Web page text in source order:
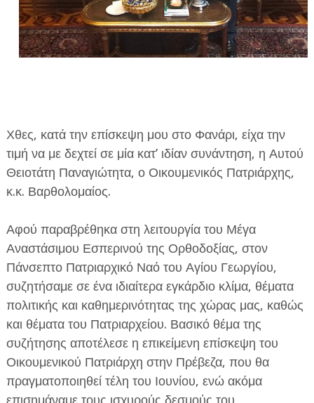
ΠΕΡΙΒΑΛΛΟΝ
ΤΕΧΝΟΛΟΓΙΑ
ΕΦΗΜΕΡΙΔΑ Η ΠΑΡΓΑ
Χθες, κατά την επίσκεψη μου στο Φανάρι, είχα την
τιμή να με δεχτεί σε μία κατ’ ιδίαν συνάντηση, η Αυτού
Θειοτάτη Παναγιώτητα, ο Οικουμενικός Πατριάρχης,
κ.κ. Βαρθολομαίος.
Αφού παραβρέθηκα στη λειτουργία του Μέγα
Αναστάσιμου Εσπερινού της Ορθοδοξίας, στον
Πάνσεπτο Πατριαρχικό Ναό του Αγίου Γεωργίου,
συζητήσαμε σε ένα ιδιαίτερα εγκάρδιο κλίμα, θέματα
πολιτικής και καθημερινότητας της χώρας μας, καθώς
και θέματα του Πατριαρχείου. Βασικό θέμα της
συζήτησης αποτέλεσε η επικείμενη επίσκεψη του
Οικουμενικού Πατριάρχη στην Πρέβεζα, που θα
πραγματοποιηθεί τέλη του Ιουνίου, ενώ ακόμα
επισημάναμε τους ισχυρούς δεσμούς του